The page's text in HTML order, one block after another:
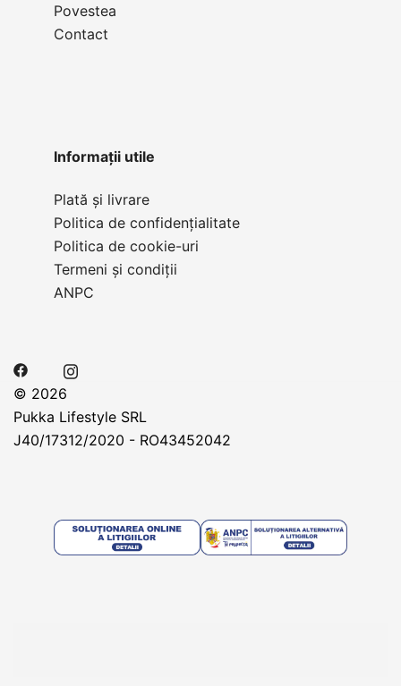
Povestea
Contact
Informații utile
Plată și livrare
Politica de confidențialitate
Politica de cookie-uri
Termeni și condiții
ANPC
© 2026
Pukka Lifestyle SRL
J40/17312/2020 - RO43452042